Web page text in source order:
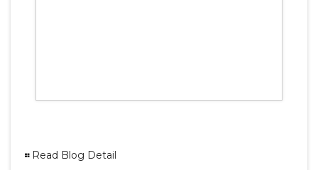
Read Blog Detail